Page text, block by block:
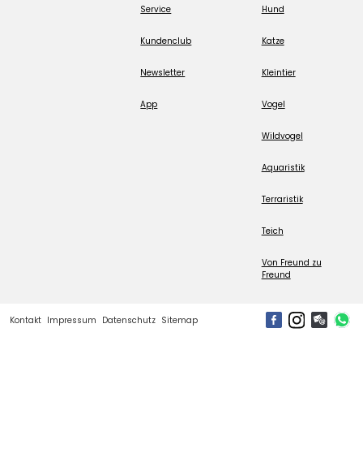
Service
Kundenclub
Newsletter
App
Hund
Katze
Kleintier
Vogel
Wildvogel
Aquaristik
Terraristik
Teich
Von Freund zu
Freund
Kontakt Impressum Datenschutz Sitemap